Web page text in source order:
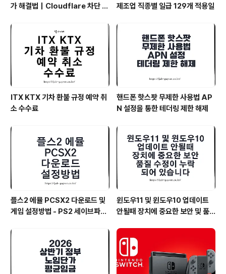
가 해결법｜Cloudflare 차단 원
제조업 직종별 일급 129개 적용일
ITX KTX 기차 환불 규정 예약 취
소 수수료
핸드폰 핫스팟 무제한 사용법 AP
N 설정을 통한 테더링 제한 해제
플스2 에뮬 PCSX2 다운로드 및
게임 설정방법 - PS2 세이브파일
윈도우11 및 윈도우10 업데이트
안될때 장치에 중요한 보안 및 품